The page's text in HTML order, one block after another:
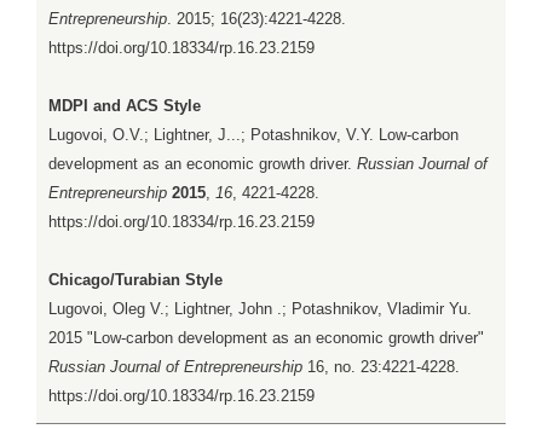
Entrepreneurship . 2015; 16(23):4221-4228.
https://doi.org/10.18334/rp.16.23.2159
MDPI and ACS Style
Lugovoi, O.V.; Lightner, J...; Potashnikov, V.Y. Low-carbon
development as an economic growth driver. Russian Journal of
Entrepreneurship 2015 16 , 4221-4228.
https://doi.org/10.18334/rp.16.23.2159
Chicago/Turabian Style
Lugovoi, Oleg V.; Lightner, John .; Potashnikov, Vladimir Yu.
2015 "Low-carbon development as an economic growth driver"
Russian Journal of Entrepreneurship 16, no. 23:4221-4228.
https://doi.org/10.18334/rp.16.23.2159